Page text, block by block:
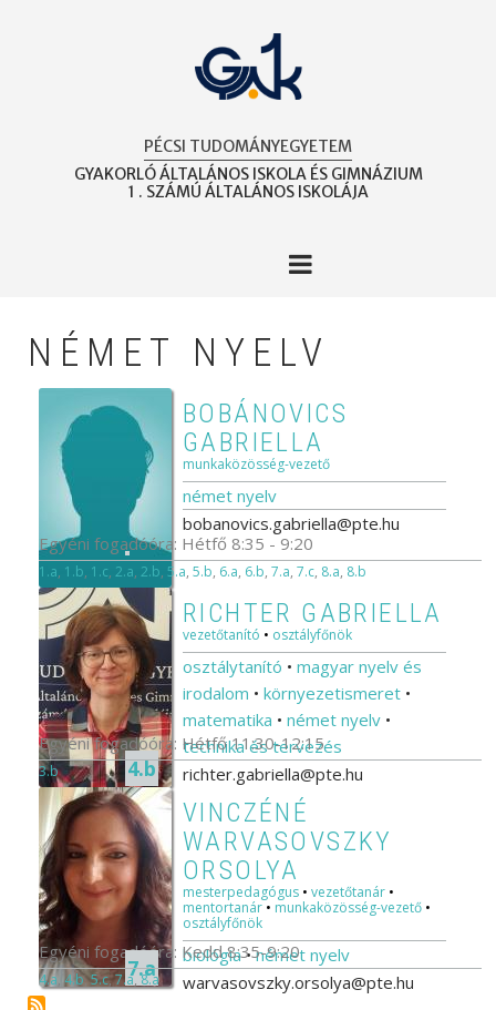
PÉCSI TUDOMÁNYEGYETEM
GYAKORLÓ ÁLTALÁNOS ISKOLA ÉS GIMNÁZIUM
1 . SZÁMÚ ÁLTALÁNOS ISKOLÁJA
NÉMET NYELV
BOBÁNOVICS
GABRIELLA
munkaközösség-vezető
német nyelv
bobanovics.gabriella@pte.hu
Egyéni fogadóóra: Hétfő 8:35 - 9:20
1.a, 1.b, 1.c, 2.a, 2.b, 5.a, 5.b, 6.a, 6.b, 7.a, 7.c, 8.a, 8.b
RICHTER GABRIELLA
vezetőtanító • osztályfőnök
osztálytanító • magyar nyelv és
irodalom • környezetismeret •
matematika • német nyelv •
technika és tervezés
richter.gabriella@pte.hu
Egyéni fogadóóra: Hétfő 11:30-12:15
4.b
3.b
VINCZÉNÉ
WARVASOVSZKY
ORSOLYA
mesterpedagógus • vezetőtanár •
mentortanár • munkaközösség-vezető •
osztályfőnök
biológia•német nyelv
warvasovszky.orsolya@pte.hu
Egyéni fogadóóra: Kedd 8:35-9:20
7.a
4.a, 4.b,5.c,7.a,8.a